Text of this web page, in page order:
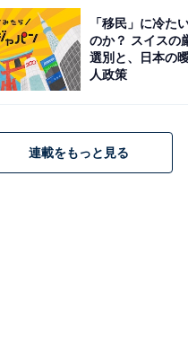
1 2
「移民」に冷た
のか？ スイスの
選別と、日本の
人政策
連載をもっと見る